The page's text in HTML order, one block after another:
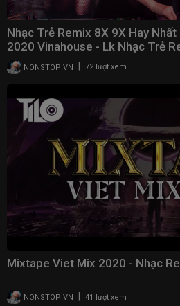
Nhạc Trẻ Remix 8X 9X Hay
2020 Vinahouse - Lk Nhạc Trẻ
NONSTOP VN 72 lượt xem
Mixtape Viet Mix 2020 - Nhạc
NONSTOP VN 41 lượt xem